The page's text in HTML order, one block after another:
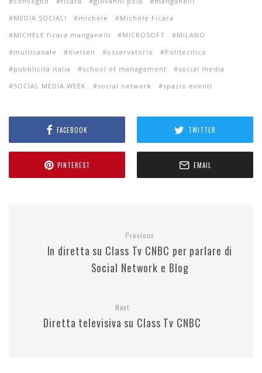
MEDIA SOCIALI
michele
Michele Ficara
MICHELE ficara manganelli
MICROSOFT
MILANO
multicanale
nielsen osservatorio
Politecnico
pubblicità italia
school of management
social media
SOCIAL MEDIA WEEK
social network spazio eventi
FACEBOOK TWITTER
PINTEREST EMAIL
Previous
In diretta su Class Tv CNBC per parlare di
Social Network e Blog
Next
Diretta televisiva su Class Tv CNBC